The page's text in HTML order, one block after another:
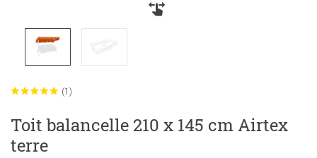
(1)
Toit balancelle 210 x 145 cm Airtex
terre